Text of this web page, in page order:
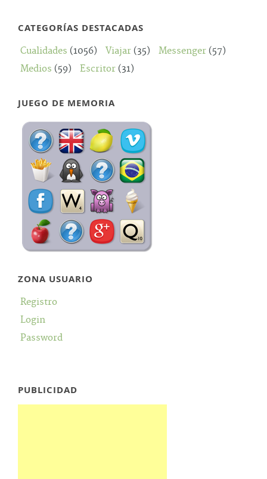
CATEGORÍAS DESTACADAS
Cualidades (1056) Viajar (35) Messenger (57)
Medios (59) Escritor (31)
JUEGO DE MEMORIA
ZONA USUARIO
Registro
Login
Password
PUBLICIDAD